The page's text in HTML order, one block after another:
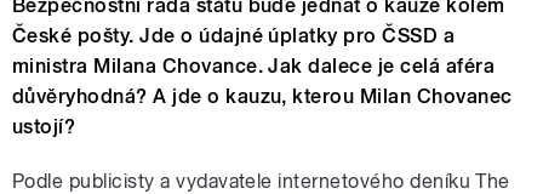
Bezpečnostní rada státu bude jednat o kauze kolem
České pošty. Jde o údajné úplatky pro ČSSD a
ministra Milana Chovance. Jak dalece je celá aféra
důvěryhodná? A jde o kauzu, kterou Milan Chovanec
ustojí?
Podle publicisty a vydavatele internetového deníku The